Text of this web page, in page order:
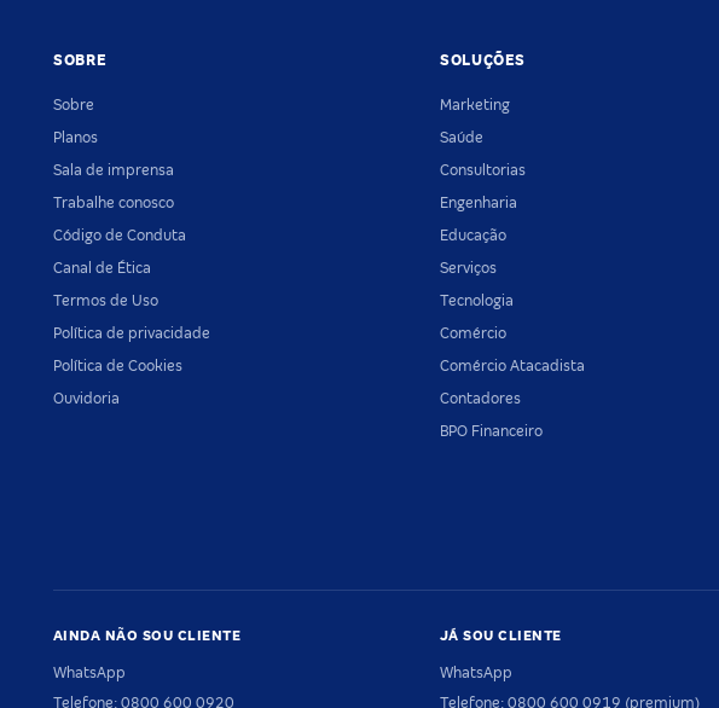
SOBRE
Sobre
Planos
Sala de imprensa
Trabalhe conosco
Código de Conduta
Canal de Ética
Termos de Uso
Política de privacidade
Política de Cookies
Ouvidoria
SOLUÇÕES
Marketing
Saúde
Consultorias
Engenharia
Educação
Serviços
Tecnologia
Comércio
Comércio Atacadista
Contadores
BPO Financeiro
AINDA NÃO SOU CLIENTE
WhatsApp
Telefone: 0800 600 0920
JÁ SOU CLIENTE
WhatsApp
Telefone: 0800 600 0919 (premium)